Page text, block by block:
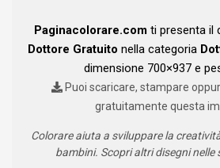
Paginacolorare.com ti presenta il
Dottore Gratuito nella categoria
dimensione 700×937 e
Puoi scaricare, stampare
gratuitamente questa
Colorare aiuta a sviluppare la
bambini. Scopri altri disegni nelle